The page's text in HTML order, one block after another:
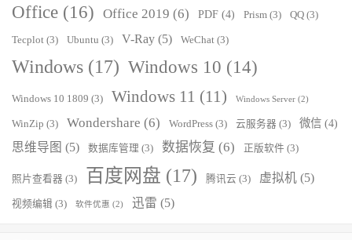
Office (16) Office 2019 (6) PDF (4) Prism (3) QQ (3)
Tecplot (3) Ubuntu (3) V-Ray (5) WeChat (3)
Windows (17) Windows 10 (14)
Windows 10 1809 (3) Windows 11 (11) Windows Server (2)
WinZip (3) Wondershare (6) WordPress (3) 云服务器 (3) 微信 (4)
思维导图 (5) 数据库管理 (3) 数据恢复 (6) 正版软件 (3)
照片查看器 (3) 百度网盘 (17) 腾讯云 (3) 虚拟机 (5)
视频编辑 (3) 软件优惠 (2) 迅雷 (5)